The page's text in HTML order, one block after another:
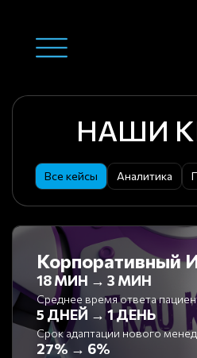
НАШИ
Все кейсы Аналитика
Корпоративный
18 МИН → 3 МИН
Среднее время ответа
5 ДНЕЙ → 1 ДЕНЬ
Срок адаптации нового
27% → 6%